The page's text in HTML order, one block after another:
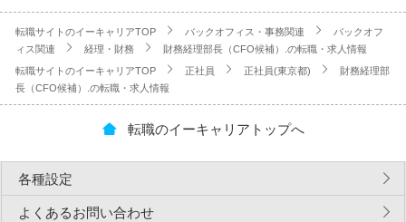
転職サイトのイーキャリアTOP バックオフィス・事務関連
バックオフ
ィス関連
経理・財務 財務経理部長（CFO候補）.の転職・求人情報
転職サイトのイーキャリアTOP 正社員 正社員(東京都)
財務経理部
長（CFO候補）.の転職・求人情報
転職のイーキャリアトップへ
各種設定
よくあるお問い合わせ